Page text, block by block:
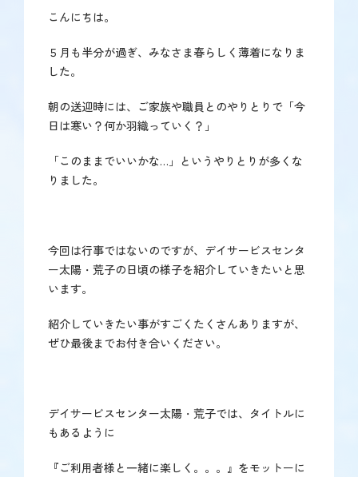
こんにちは。
５月も半分が過ぎ、みなさま春らしく薄着になりま
した。
朝の送迎時には、ご家族や職員とのやりとりで「今
日は寒い？何か羽織っていく？」
「このままでいいかな…」というやりとりが多くな
りました。
今回は行事ではないのですが、デイサービスセンタ
ー太陽・荒子の日頃の様子を紹介していきたいと思
います。
紹介していきたい事がすごくたくさんありますが、
ぜひ最後までお付き合いください。
デイサービスセンター太陽・荒子では、タイトルに
もあるように
『ご利用者様と一緒に楽しく。。。』をモットーに